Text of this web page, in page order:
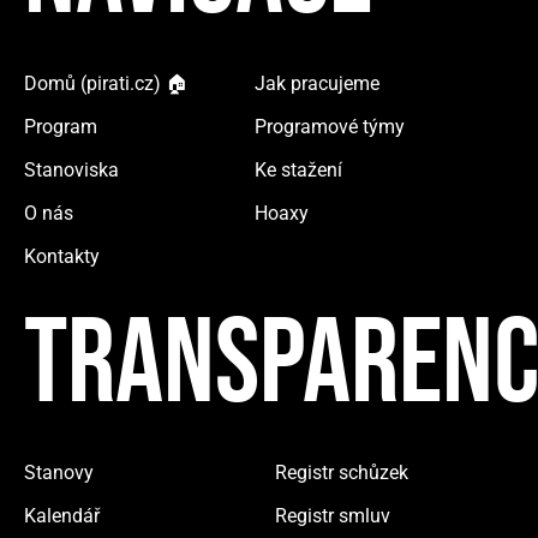
Domů (pirati.cz) 🏠
Jak pracujeme
Program
Programové týmy
Stanoviska
Ke stažení
O nás
Hoaxy
Kontakty
Stanovy
Registr schůzek
Kalendář
Registr smluv